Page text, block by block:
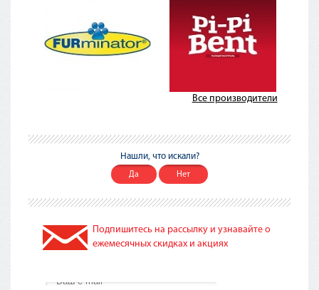
Все производители
Нашли, что искали?
Да Нет
Подпишитесь на рассылку и узнавайте о
ежемесячных скидках и акциях